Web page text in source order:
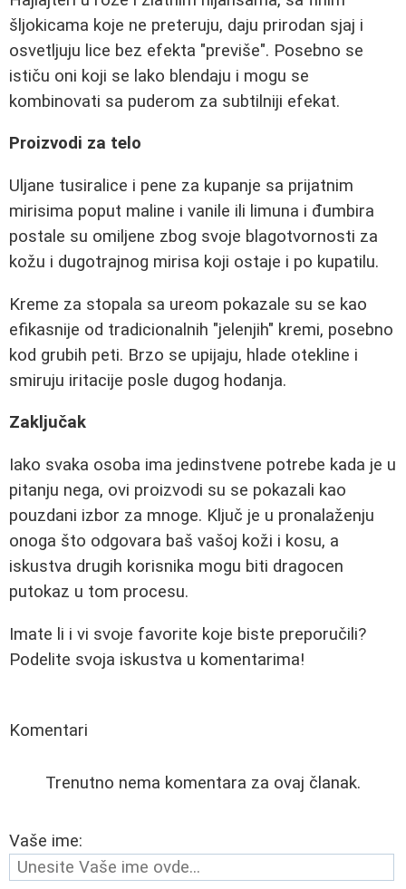
šljokicama koje ne preteruju, daju prirodan sjaj i
osvetljuju lice bez efekta "previše". Posebno se
ističu oni koji se lako blendaju i mogu se
kombinovati sa puderom za subtilniji efekat.
Proizvodi za telo
Uljane tusiralice i pene za kupanje sa prijatnim
mirisima poput maline i vanile ili limuna i đumbira
postale su omiljene zbog svoje blagotvornosti za
kožu i dugotrajnog mirisa koji ostaje i po kupatilu.
Kreme za stopala sa ureom pokazale su se kao
efikasnije od tradicionalnih "jelenjih" kremi, posebno
kod grubih peti. Brzo se upijaju, hlade otekline i
smiruju iritacije posle dugog hodanja.
Zaključak
Iako svaka osoba ima jedinstvene potrebe kada je u
pitanju nega, ovi proizvodi su se pokazali kao
pouzdani izbor za mnoge. Ključ je u pronalaženju
onoga što odgovara baš vašoj koži i kosu, a
iskustva drugih korisnika mogu biti dragocen
putokaz u tom procesu.
Imate li i vi svoje favorite koje biste preporučili?
Podelite svoja iskustva u komentarima!
Komentari
Trenutno nema komentara za ovaj članak.
Vaše ime: